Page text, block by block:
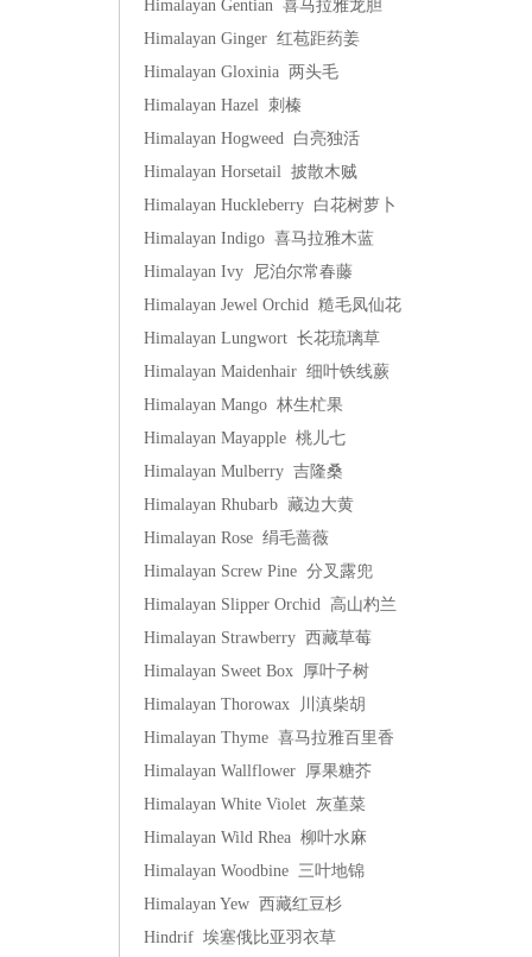
Himalayan Gentian 喜马拉雅龙胆
Himalayan Ginger 红苞距药姜
Himalayan Gloxinia 两头毛
Himalayan Hazel 刺榛
Himalayan Hogweed 白亮独活
Himalayan Horsetail 披散木贼
Himalayan Huckleberry 白花树萝卜
Himalayan Indigo 喜马拉雅木蓝
Himalayan Ivy 尼泊尔常春藤
Himalayan Jewel Orchid 糙毛凤仙花
Himalayan Lungwort 长花琉璃草
Himalayan Maidenhair 细叶铁线蕨
Himalayan Mango 林生杧果
Himalayan Mayapple 桃儿七
Himalayan Mulberry 吉隆桑
Himalayan Rhubarb 藏边大黄
Himalayan Rose 绢毛蔷薇
Himalayan Screw Pine 分叉露兜
Himalayan Slipper Orchid 高山杓兰
Himalayan Strawberry 西藏草莓
Himalayan Sweet Box 厚叶子树
Himalayan Thorowax 川滇柴胡
Himalayan Thyme 喜马拉雅百里香
Himalayan Wallflower 厚果糖芥
Himalayan White Violet 灰堇菜
Himalayan Wild Rhea 柳叶水麻
Himalayan Woodbine 三叶地锦
Himalayan Yew 西藏红豆杉
Hindrif 埃塞俄比亚羽衣草